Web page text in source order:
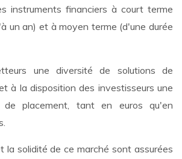
instruments financiers à court terme
un an) et à moyen terme (d'une durée
une diversité de solutions de
à la disposition des investisseurs une
de placement, tant en euros qu'en
la solidité de ce marché sont assurées